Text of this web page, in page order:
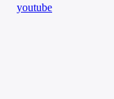
youtube